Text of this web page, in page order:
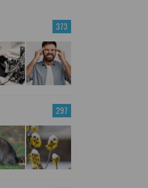
373
297